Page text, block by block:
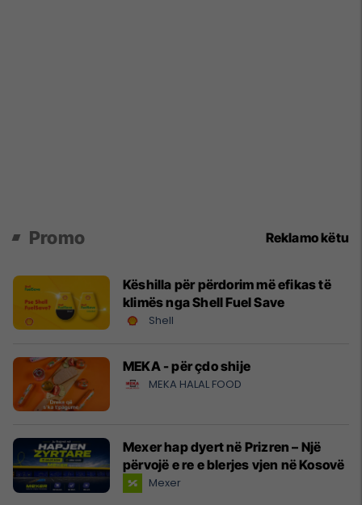
Promo Reklamo këtu
Këshilla për përdorim më efikas të
klimës nga Shell Fuel Save
Shell
MEKA - për çdo shije
MEKA HALAL FOOD
Mexer hap dyert në Prizren – Një
përvojë e re e blerjes vjen në Kosovë
Mexer